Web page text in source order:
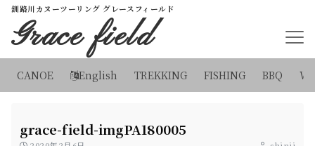
釧路川カヌーツーリング グレースフィールド
Grace field
CANOE English TREKKING FISHING BBQ
grace-field-imgPA180005